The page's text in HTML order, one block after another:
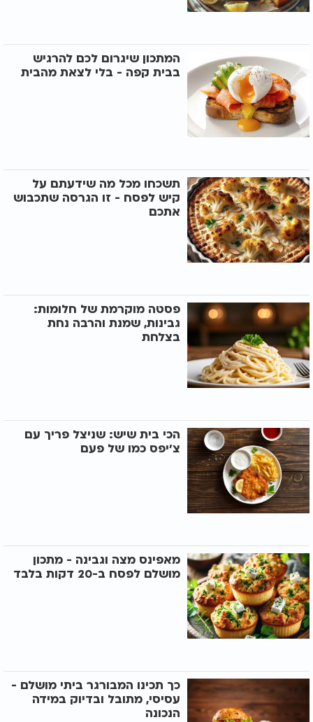
המתכון שיגרום לכם להרגיש
בבית קפה - בלי לצאת מהבית
תשכחו מכל מה שידעתם על
קיש לפסח - זו הגרסה שתכבוש
אתכם
פסטה מוקרמת של חלומות:
גבינות, שמנת והרבה נחת
בצלחת
הכי בית שיש: שניצל פריך עם
צ'יפס כמו של פעם
מאפינס מצה וגבינה - מתכון
מושלם לפסח ב-20 דקות בלבד
כך תכינו המבורגר ביתי מושלם -
עסיסי, מתובל ובדיוק במידה
הנכונה